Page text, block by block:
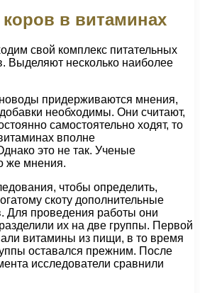
в витаминах
свой комплекс питательных
Выделяют несколько наиболее
придерживаются мнения,
необходимы. Они считают,
самостоятельно ходят, то
вполне
это не так. Ученые
же мнения.
чтобы определить,
скоту дополнительные
Для проведения работы они
их на две группы. Первой
витамины из пищи, в то время
оставался прежним. После
исследователи сравнили